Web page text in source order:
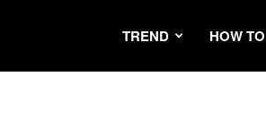
TREND HOW TO